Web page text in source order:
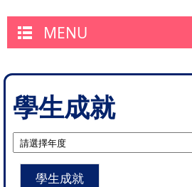
MENU
學生成就
學生成就